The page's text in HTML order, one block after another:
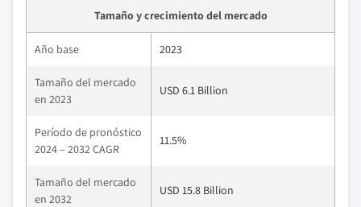
Tamaño y crecimiento del mercado
Año base 2023
Tamaño del mercado
en 2023
USD 6.1 Billion
Período de pronóstico
2024 – 2032 CAGR
11.5%
Tamaño del mercado
en 2032
USD 15.8 Billion